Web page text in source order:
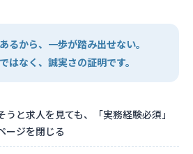
るから、一歩が踏み出せない。
はなく、誠実さの証明です。
うと求人を見ても、「実務経験必須」
ージを閉じる